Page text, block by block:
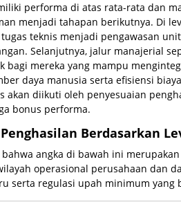
performa di atas rata-rata dan
menjadi tahapan berikutnya. Di
teknis menjadi pengawasan
Selanjutnya, jalur manajerial
bagi mereka yang mampu
daya manusia serta efisiensi
akan diikuti oleh penyesuaian
bonus performa.
Berdasarkan
angka di bawah ini
operasional perusahaan dan
serta regulasi upah minimum yang